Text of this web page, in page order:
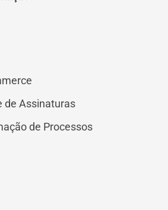
de Assinaturas
de Processos